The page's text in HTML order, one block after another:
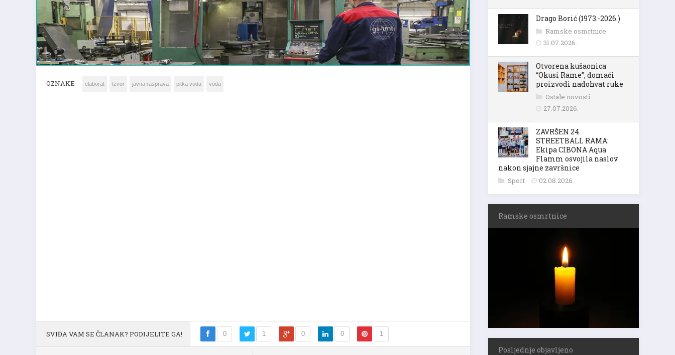
OZNAKE
SVIĐA VAM SE ČLANAK? PODIJELITE GA! 0 1 0 0 1
Drago Borić (1973.-2026.)
Ramske osmrtnice
31.07.2026.
Otvorena kušaonica
“Okusi Rame”, domaći
proizvodi nadohvat ruke
Ostale novosti
27.07.2026.
ZAVRŠEN 24.
STREETBALL RAMA:
Ekipa CIBONA Aqua
Flamm osvojila naslov
nakon sjajne završnice
Sport 02.08.2026.
Ramske osmrtnice
Posljednje objavljeno